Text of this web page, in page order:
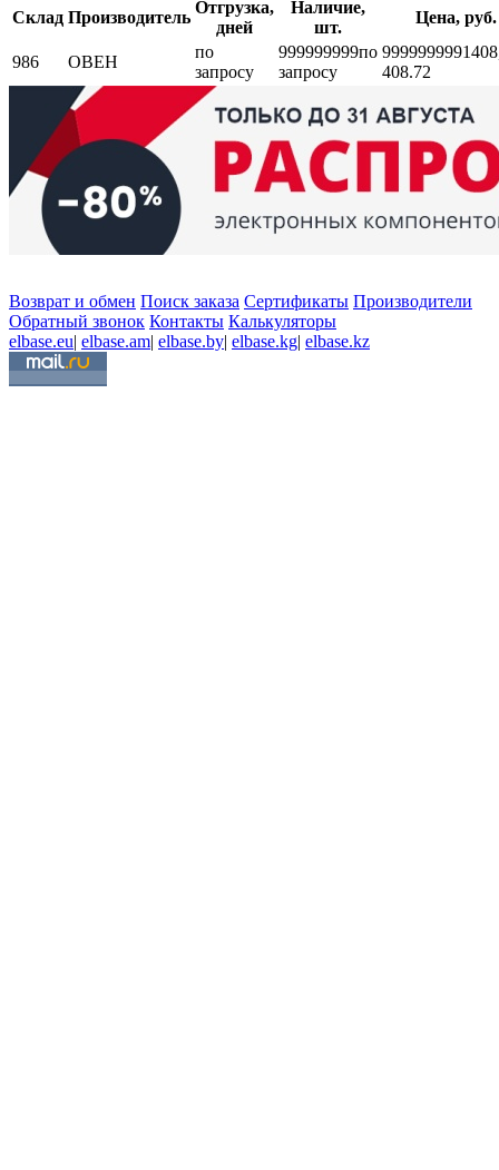
Склад Производитель
Отгрузка,
дней
Наличие,
шт.
Цена, руб.
986 ОВЕН
по
запросу
999999999по
запросу
999999999
408.72
Возврат и обмен Поиск заказа Сертификаты Производители
Обратный звонок Контакты Калькуляторы
elbase.eu| elbase.am| elbase.by| elbase.kg| elbase.kz